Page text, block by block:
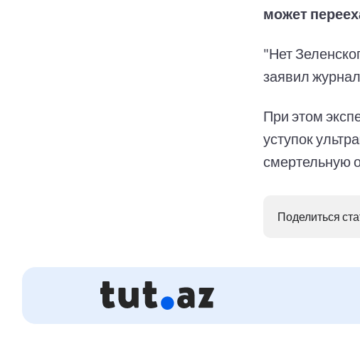
может
"Нет
заявил
При этом
уступок
смертельную
Поделиться